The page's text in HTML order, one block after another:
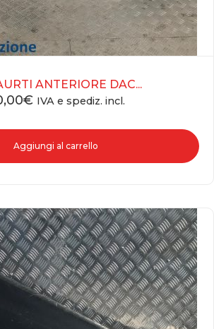
ANTERIORE DAC...
€ IVA e spediz. incl.
Aggiungi al carrello